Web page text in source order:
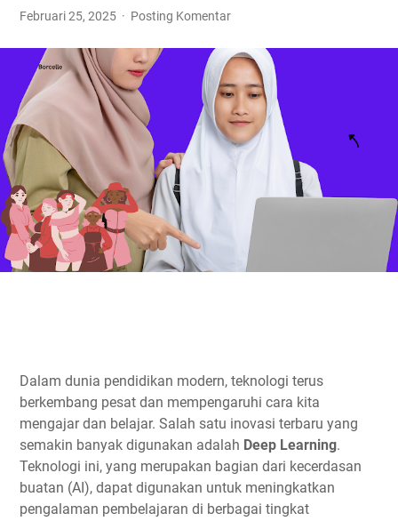
Februari 25, 2025 Posting Komentar
Dalam dunia pendidikan modern, teknologi terus
berkembang pesat dan mempengaruhi cara kita
mengajar dan belajar. Salah satu inovasi terbaru yang
semakin banyak digunakan adalah Deep Learning.
Teknologi ini, yang merupakan bagian dari kecerdasan
buatan (AI), dapat digunakan untuk meningkatkan
pengalaman pembelajaran di berbagai tingkat